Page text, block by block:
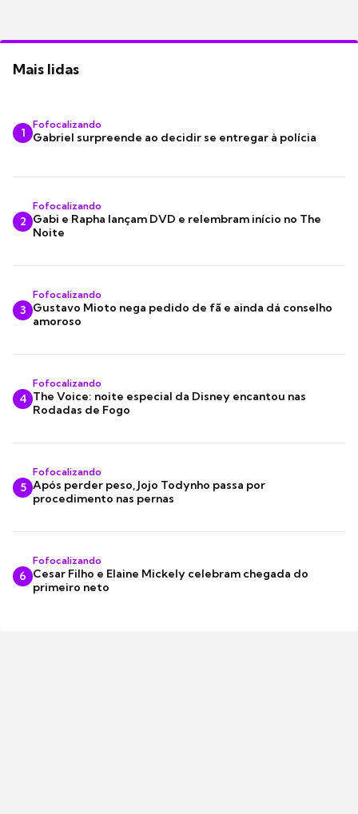
Mais lidas
1
Fofocalizando
Gabriel surpreende ao decidir se entregar à polícia
2
Fofocalizando
Gabi e Rapha lançam DVD e relembram início no The
Noite
3
Fofocalizando
Gustavo Mioto nega pedido de fã e ainda dá conselho
amoroso
4
Fofocalizando
The Voice: noite especial da Disney encantou nas
Rodadas de Fogo
5
Fofocalizando
Após perder peso, Jojo Todynho passa por
procedimento nas pernas
6
Fofocalizando
Cesar Filho e Elaine Mickely celebram chegada do
primeiro neto